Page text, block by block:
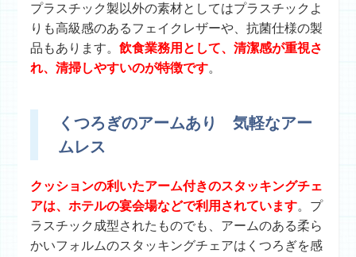
プラスチック製以外の素材としてはプラスチックよ
りも高級感のあるフェイクレザーや、抗菌仕様の製
品もあります。飲食業務用として、清潔感が重視さ
れ、清掃しやすいのが特徴です。
くつろぎのアームあり 気軽なアー
ムレス
クッションの利いたアーム付きのスタッキングチェ
アは、ホテルの宴会場などで利用されています。プ
ラスチック成型されたものでも、アームのある柔ら
かいフォルムのスタッキングチェアはくつろぎを感